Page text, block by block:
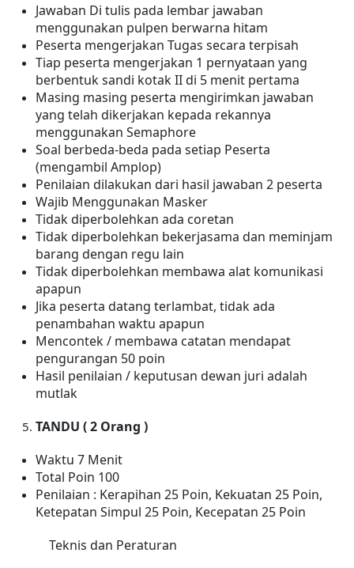
Jawaban Di tulis pada lembar jawaban
menggunakan pulpen berwarna hitam
Peserta mengerjakan Tugas secara terpisah
Tiap peserta mengerjakan 1 pernyataan yang
berbentuk sandi kotak II di 5 menit pertama
Masing masing peserta mengirimkan jawaban
yang telah dikerjakan kepada rekannya
menggunakan Semaphore
Soal berbeda-beda pada setiap Peserta
(mengambil Amplop)
Penilaian dilakukan dari hasil jawaban 2 peserta
Wajib Menggunakan Masker
Tidak diperbolehkan ada coretan
Tidak diperbolehkan bekerjasama dan meminjam
barang dengan regu lain
Tidak diperbolehkan membawa alat komunikasi
apapun
Jika peserta datang terlambat, tidak ada
penambahan waktu apapun
Mencontek / membawa catatan mendapat
pengurangan 50 poin
Hasil penilaian / keputusan dewan juri adalah
mutlak
TANDU ( 2 Orang )
Waktu 7 Menit
Total Poin 100
Penilaian : Kerapihan 25 Poin, Kekuatan 25 Poin,
Ketepatan Simpul 25 Poin, Kecepatan 25 Poin
Teknis dan Peraturan